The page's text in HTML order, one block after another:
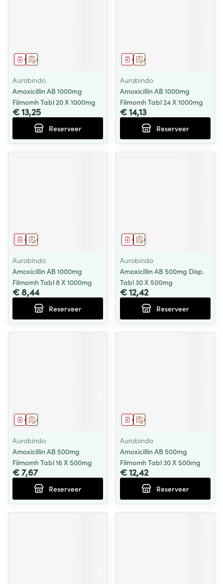
Op voorschrift
Geneesmiddel
Aurobindo
Amoxicillin AB 1000mg
Filmomh Tabl 20 X 1000mg
€ 13,25
Reserveer
Op voorschrift
Geneesmiddel
Aurobindo
Amoxicillin AB 1000mg
Filmomh Tabl 24 X 1000mg
€ 14,13
Reserveer
Op voorschrift
Geneesmiddel
Aurobindo
Amoxicillin AB 1000mg
Filmomh Tabl 8 X 1000mg
€ 8,44
Reserveer
Op voorschrift
Geneesmiddel
Aurobindo
Amoxicillin AB 500mg Disp.
Tabl 30 X 500mg
€ 12,42
Reserveer
Op voorschrift
Geneesmiddel
Aurobindo
Amoxicillin AB 500mg
Filmomh Tabl 16 X 500mg
€ 7,67
Reserveer
Op voorschrift
Geneesmiddel
Aurobindo
Amoxicillin AB 500mg
Filmomh Tabl 30 X 500mg
€ 12,42
Reserveer